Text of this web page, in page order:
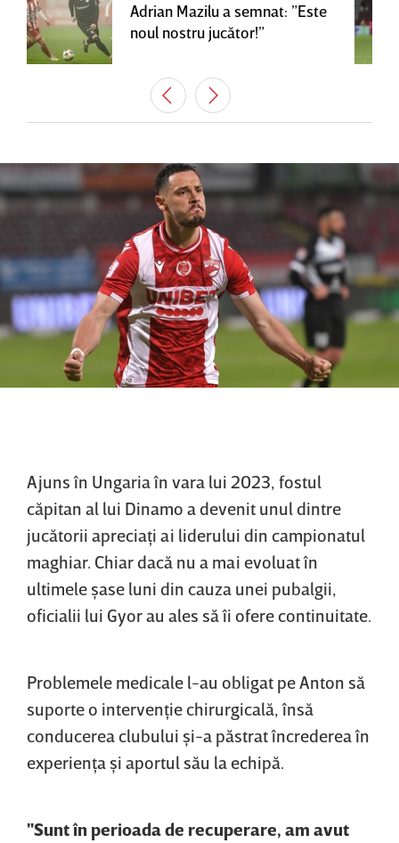
Adrian Mazilu a semnat: ”Este
noul nostru jucător!”
Ajuns în Ungaria în vara lui 2023, fostul
căpitan al lui Dinamo a devenit unul dintre
jucătorii apreciaţi ai liderului din campionatul
maghiar. Chiar dacă nu a mai evoluat în
ultimele şase luni din cauza unei pubalgii,
oficialii lui Gyor au ales să îi ofere continuitate.
Problemele medicale l-au obligat pe Anton să
suporte o intervenţie chirurgicală, însă
conducerea clubului şi-a păstrat încrederea în
experienţa şi aportul său la echipă.
"Sunt în perioada de recuperare, am avut